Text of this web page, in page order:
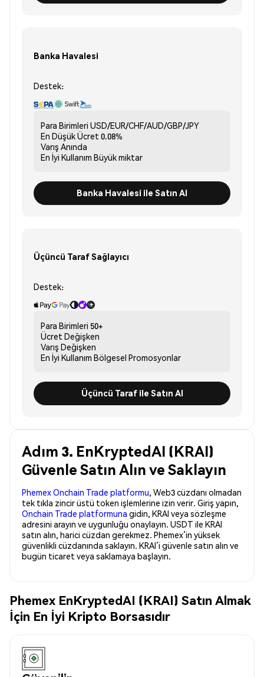
Banka Havalesi
Destek:
Para Birimleri USD/EUR/CHF/AUD/GBP/JPY
En Düşük Ücret 0.08%
Varış Anında
En İyi Kullanım Büyük miktar
Banka Havalesi ile Satın Al
Üçüncü Taraf Sağlayıcı
Destek:
Para Birimleri 50+
Ücret Değişken
Varış Değişken
En İyi Kullanım Bölgesel Promosyonlar
Üçüncü Taraf ile Satın Al
Adım 3. EnKryptedAI (KRAI)
Güvenle Satın Alın ve Saklayın
Phemex Onchain Trade platformu, Web3 cüzdanı olmadan
tek tıkla zincir üstü token işlemlerine izin verir. Giriş yapın,
Onchain Trade platformuna gidin, KRAI veya sözleşme
adresini arayın ve uygunluğu onaylayın. USDT ile KRAI
satın alın, harici cüzdan gerekmez. Phemex’in yüksek
güvenlikli cüzdanında saklayın. KRAI’i güvenle satın alın ve
bugün ticaret veya saklamaya başlayın.
Phemex EnKryptedAI (KRAI) Satın Almak
İçin En İyi Kripto Borsasıdır